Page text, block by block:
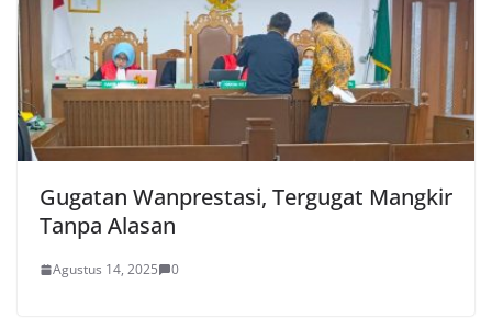
Gugatan Wanprestasi, Tergugat Mangkir
Tanpa Alasan
Agustus 14, 2025 0